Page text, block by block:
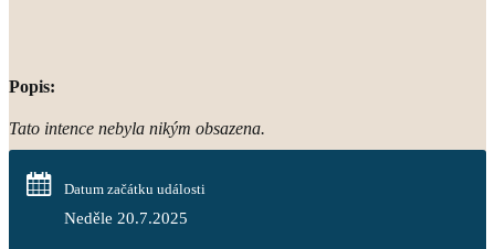
Popis:
Tato intence nebyla nikým obsazena.
Datum začátku události
Neděle 20.7.2025